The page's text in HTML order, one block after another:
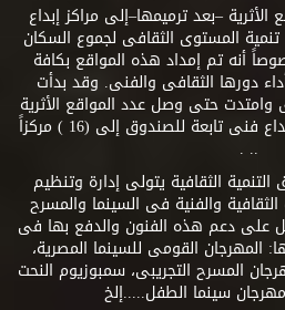
–بعد ترميمها–إلى مراكز إبداع
المستوى الثقافى لجموع السكان
أنه تم إمداد هذه المواقع بكافة
دورها الثقافى والفنى. وقد بدأت
ببيت الهراوى وامتدت حتى وصل عدد المواقع الأثرية
التى تم تحويلها إلى مراكز إبداع فنى تابعة للصندوق إلى (16 ) مركزاً
.. .
الثقافية يتولى إدارة وتنظيم
والفنية فى السينما والمسرح
على دعم هذه الفنون والدفع بها فى
المهرجان القومى للسينما المصرية،
المسرح التجريبى، سمبوزيوم النحت
سينما الطفل.....إلخ